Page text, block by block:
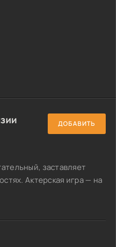
ДОБАВИТЬ
заставляет
Актерская игра — на